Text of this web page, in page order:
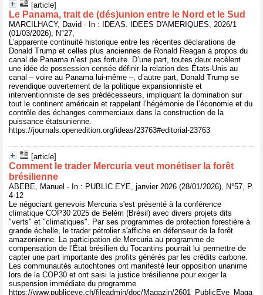
[article]
Le Panama, trait de (dés)union entre le Nord et le Sud
MARCILHACY, David - In : IDEAS. IDEES D'AMERIQUES, 2026/1
(01/03/2026), N°27,
L’apparente continuité historique entre les récentes déclarations de
Donald Trump et celles plus anciennes de Ronald Reagan à propos du
canal de Panama n’est pas fortuite. D’une part, toutes deux recèlent
une idée de possession censée définir la relation des États-Unis au
canal – voire au Panama lui-même –, d’autre part, Donald Trump se
revendique ouvertement de la politique expansionniste et
interventionniste de ses prédécesseurs, impliquant la domination sur
tout le continent américain et rappelant l’hégémonie de l’économie et du
contrôle des échanges commerciaux dans la construction de la
puissance étatsunienne.
https://journals.openedition.org/ideas/23763#editorial-23763
[article]
Comment le trader Mercuria veut monétiser la forêt
brésilienne
ABEBE, Manuel - In : PUBLIC EYE, janvier 2026 (28/01/2026), N°57, P.
4-12
Le négociant genevois Mercuria s'est présenté à la conférence
climatique COP30 2025 de Belém (Brésil) avec divers projets dits
"verts" et "climatiques". Par ses programmes de protection forestière à
grande échelle, le trader pétrolier s'affiche en défenseur de la forêt
amazonienne. La participation de Mercuria au programme de
compensation de l’État brésilien du Tocantins pourrait lui permettre de
capter une part importante des profits générés par les crédits carbone.
Les communautés autochtones ont manifesté leur opposition unanime
lors de la COP30 et ont saisi la justice brésilienne pour exiger la
suspension immédiate du programme.
https://www.publiceye.ch/fileadmin/doc/Magazin/2601_PublicEye_Maga